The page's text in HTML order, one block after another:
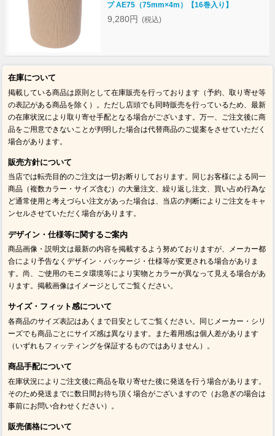
プ AE75（75mm×4m）【16巻入り】
9,280円 (税込)
在庫について
掲載している商品は原則として在庫販売を行っております（予約、取り寄せ等
の表記がある商品を除く）。ただし店頭でも同時販売を行っているため、最新
の在庫状況により取り寄せ手配となる場合がございます。万一、ご注文後に商
品をご用意できないことが判明した場合は代替商品のご提案をさせていただく
場合があります。
販売方針について
当店では転売目的のご注文は一切お断りしております。同じお客様による同一
商品（複数カラー・サイズ含む）の大量注文、繰り返し注文、買い占め行為な
ど通常使用と考えづらい注文があった場合は、当店の判断によりご注文をキャ
ンセルさせていただく場合があります。
デザイン・仕様等に関するご案内
商品画像・説明文は最新の内容を掲載するよう努めておりますが、メーカー都
合により予告なくデザイン・パッケージ・仕様等が変更される場合がありま
す。尚、ご使用のモニタ環境等により実物とカラーが異なって見える場合があ
ります。掲載画像はイメージとしてご覧ください。
サイズ・フィット感について
各商品のサイズ表記はあくまで目安としてご覧ください。同じメーカー・シリ
ーズでも商品ごとにサイズ感は異なります。また着用感は個人差があります
（いずれもフィッティングを保証するものではありません）。
商品手配について
在庫状況によりご注文後に商品を取り寄せた後に発送を行う場合があります。
そのため発送までに数日間お待ち頂く場合がございますので（お急ぎの場合は
事前にお問い合わせください）。
販売価格について